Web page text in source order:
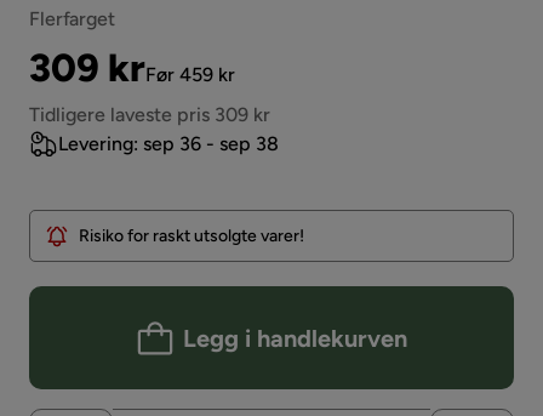
Flerfarget
Pris
309 kr
Original
Pris
Før 459 kr
Tidligere laveste pris 309 kr
Levering: sep 36 - sep 38
Risiko for raskt utsolgte varer!
Legg i handlekurven